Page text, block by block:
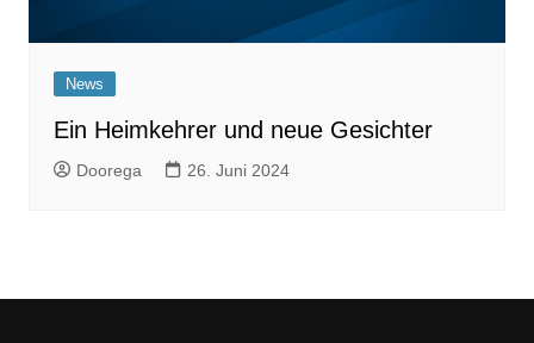
News
Ein Heimkehrer und neue Gesichter
Doorega 26. Juni 2024